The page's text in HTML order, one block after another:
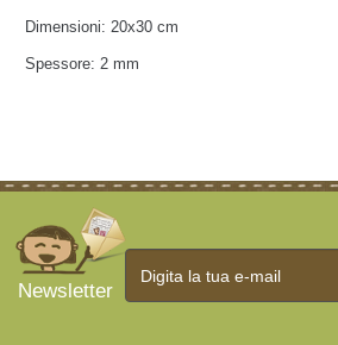
Dimensioni: 20x30 cm
Spessore: 2 mm
Newsletter